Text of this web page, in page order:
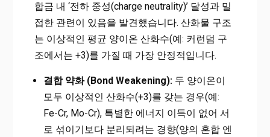
합금 내 ‘전하 중성(charge neutrality)’ 달성과 밀
접한 관련이 있음을 발견했습니다. 산화물 구조
는 이상적인 평균 양이온 산화수(예: 커런덤 구
조에서는 +3)를 가질 때 가장 안정적입니다.
결합 약화 (Bond Weakening):두 양이온이
모두 이상적인 산화수(+3)를 갖는 경우(예:
Fe-Cr, Mo-Cr), 특별한 에너지 이득이 없어 서
로 섞이기보다 분리되려는 경향(양의 혼합 엔